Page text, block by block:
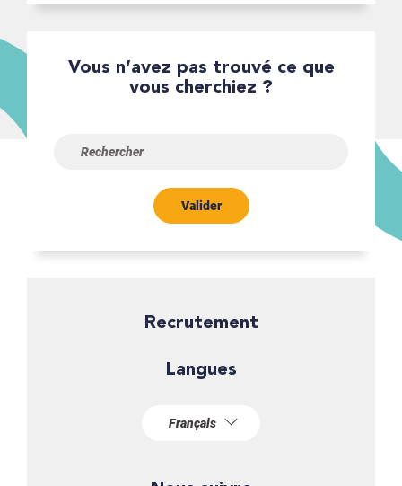
Vous n’avez pas trouvé ce que
vous cherchiez ?
Valider
Recrutement
Langues